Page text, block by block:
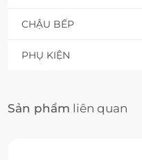
CHẬU BẾP
PHỤ KIỆN
Sản phẩm liên quan